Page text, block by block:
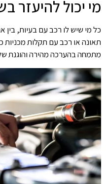
מי יכול להיעזר
כל מי שיש לו רכב עם בעיות,
תאונה או רכב עם תקלות מכניות
מתמחה בהערכה מהירה והוגנת